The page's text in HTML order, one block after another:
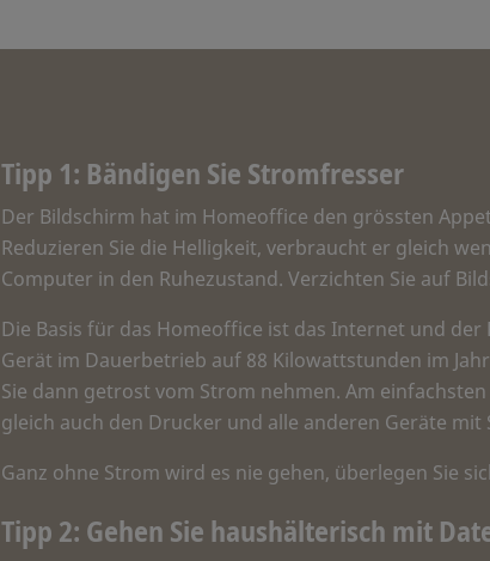
Tipp 1: Bändigen Sie Stromfresser
Der Bildschirm hat im Homeoffice den grössten
Reduzieren Sie die Helligkeit, verbraucht er gleich
Computer in den Ruhezustand. Verzichten Sie auf
Die Basis für das Homeoffice ist das Internet und
Gerät im Dauerbetrieb auf 88 Kilowattstunden im
Sie dann getrost vom Strom nehmen. Am
gleich auch den Drucker und alle anderen Geräte
Ganz ohne Strom wird es nie gehen, überlegen Sie
Tipp 2: Gehen Sie haushälterisch mit